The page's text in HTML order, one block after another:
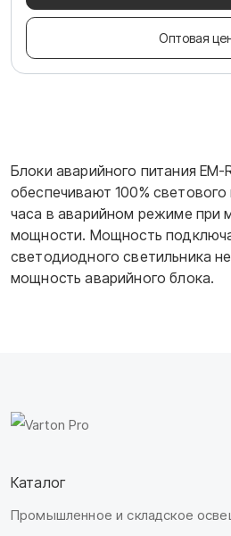
Оптовая
Блоки аварийного питания EM-
обеспечивают 100%
часа в аварийном режиме при
мощности. Мощность
светодиодного светильника
мощность аварийного блока.
Каталог
Промышленное и складское